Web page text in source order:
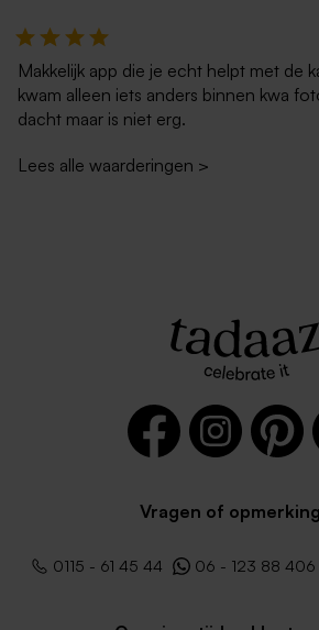
Rode vierkante envelop
Vierkante
met
Roestbruine envelop met
vierkant
Makkelijk app die je echt helpt met de
kwam alleen iets anders binnen kwa
dacht maar is niet erg.
Lees alle waarderingen >
Vragen of
0115 - 61 45 44 06 - 123 88 406